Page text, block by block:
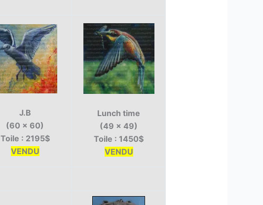
J.B
(60 x 60)
Toile : 2195$
VENDU
Lunch time
(49 x 49)
Toile : 1450$
VENDU